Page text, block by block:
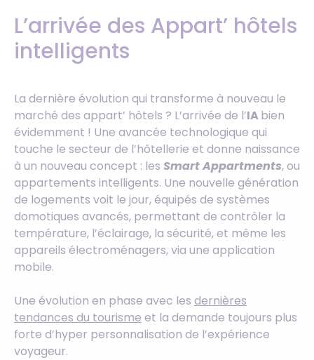
L’arrivée des Appart’ hôtels
intelligents
La dernière évolution qui transforme à nouveau le
marché des appart’ hôtels ? L’arrivée de l’IAbien
évidemment ! Une avancée technologique qui
touche le secteur de l’hôtellerie et donne naissance
à un nouveau concept : les Smart Appartments, ou
appartements intelligents. Une nouvelle génération
de logements voit le jour, équipés de systèmes
domotiques avancés, permettant de contrôler la
température, l’éclairage, la sécurité, et même les
appareils électroménagers, via une application
mobile.
Une évolution en phase avec les dernières
tendances du tourisme et la demande toujours plus
forte d’hyper personnalisation de l’expérience
voyageur.